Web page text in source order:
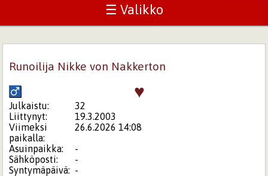
☰ Valikko
Runoilija Nikke von Nakkerton
♥
Julkaistu:
32
Liittynyt:
19.3.2003
Viimeksi
paikalla:
26.6.2026 14:08
Asuinpaikka:
-
Sähköposti:
-
Syntymäpäivä: -